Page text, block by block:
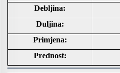
Debljina:
Duljina:
Primjena:
Prednost: